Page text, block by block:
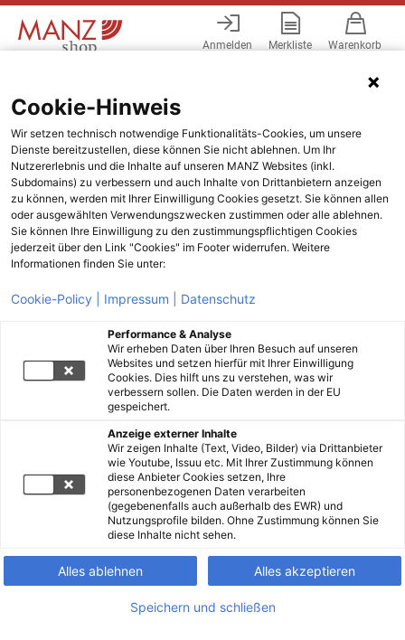
Anmelden Merkliste Warenkorb
Cookie-Hinweis
Wir setzen technisch notwendige Funktionalitäts-Cookies, um unsere
Dienste bereitzustellen, diese können Sie nicht ablehnen. Um Ihr
Nutzererlebnis und die Inhalte auf unseren MANZ Websites (inkl.
Subdomains) zu verbessern und auch Inhalte von Drittanbietern anzeigen
zu können, werden mit Ihrer Einwilligung Cookies gesetzt. Sie können allen
oder ausgewählten Verwendungszwecken zustimmen oder alle ablehnen.
Sie können Ihre Einwilligung zu den zustimmungspflichtigen Cookies
jederzeit über den Link "Cookies" im Footer widerrufen. Weitere
Informationen finden Sie unter:
Cookie-Policy | Impressum | Datenschutz
Performance & Analyse
Wir erheben Daten über Ihren Besuch auf unseren
Websites und setzen hierfür mit Ihrer Einwilligung
Cookies. Dies hilft uns zu verstehen, was wir
verbessern sollen. Die Daten werden in der EU
gespeichert.
Anzeige externer Inhalte
Wir zeigen Inhalte (Text, Video, Bilder) via Drittanbieter
wie Youtube, Issuu etc. Mit Ihrer Zustimmung können
diese Anbieter Cookies setzen, Ihre
personenbezogenen Daten verarbeiten
(gegebenenfalls auch außerhalb des EWR) und
Nutzungsprofile bilden. Ohne Zustimmung können Sie
diese Inhalte nicht sehen.
Alles ablehnen Alles akzeptieren
Speichern und schließen